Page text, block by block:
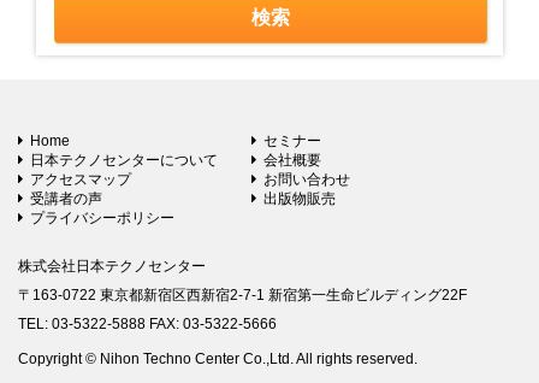
Home
セミナー
日本テクノセンターについて
会社概要
アクセスマップ
お問い合わせ
受講者の声
出版物販売
プライバシーポリシー
株式会社日本テクノセンター
〒163-0722 東京都新宿区西新宿2-7-1 新宿第一生命ビルディング22F
TEL: 03-5322-5888 FAX: 03-5322-5666
Copyright © Nihon Techno Center Co.,Ltd. All rights reserved.